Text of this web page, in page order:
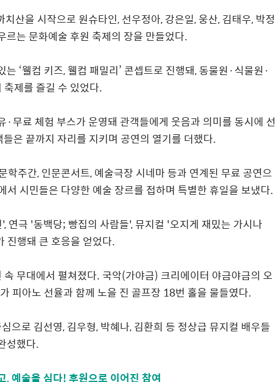
치산을 시작으로 원슈타인,선우정아,강은일,웅산,김태우,박정
르는 문화예술 후원 축제의 장을 만들었다.
는 ‘웰컴 키즈,웰컴 패밀리’ 콘셉트로 진행돼,동물원·식물원·
제를 즐길 수 있었다.
·무료 체험 부스가 운영돼 관객들에게 웃음과 의미를 동시에 선
은 끝까지 자리를 지키며 공연의 열기를 더했다.
학주간,인문콘서트,예술극장 시네마 등과 연계된 무료 공연으
서 시민들은 다양한 예술 장르를 접하며 특별한 휴일을 보냈다.
',연극 '동백당; 빵집의 사람들',뮤지컬 '오지게 재밌는 가시나
진행돼 큰 호응을 얻었다.
무대에서 펼쳐졌다. 국악(가야금) 크리에이터 야금야금의 오
가 피아노 선율과 함께 노을 진 골프장 18번 홀을 물들였다.
으로 김선영,김우형,박혜나,김환희 등 정상급뮤지컬 배우들
성했다.
, 예술을 심다! 후원으로 이어진 참여